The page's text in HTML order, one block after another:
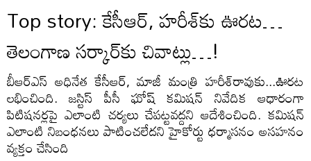
Top story: కేసీఆర్‌, హరీశ్‌కు ఊరట…
తెలంగాణ సర్కార్‌కు చివాట్లు…!
బీఆర్ఎస్‌ అధినేత కేసీఆర్‌, మాజీ మంత్రి హరీశ్‌రావుకు...ఊరట
లభించింది. జస్టిస్ పీసీ ఘోష్ కమిషన్‌ నివేదిక ఆధారంగా
పిటిషనర్లపై ఎలాంటి చర్యలు చేపట్టవద్దని ఆదేశించింది. కమిషన్‌
ఎలాంటి నిబంధనలు పాటించలేదని హైకోర్టు ధర్మాసనం అసహనం
వ్యక్తం చేసింది